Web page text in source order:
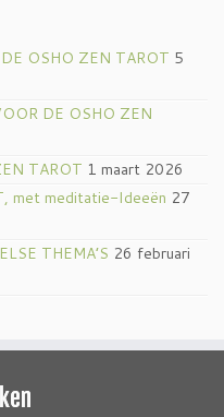
OSHO ZEN TAROT 5
DE OSHO ZEN
TAROT 1 maart 2026
met meditatie-Ideeën 27
THEMA’S 26 februari